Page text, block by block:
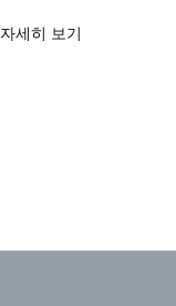
자세히 보기